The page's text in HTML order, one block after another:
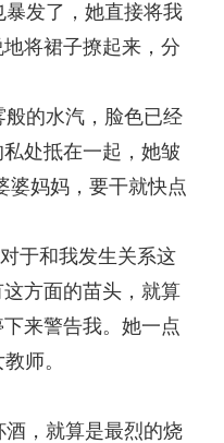
发了，她直接将我
将裙子撩起来，分
的水汽，脸色已经
处抵在一起，她皱
婆妈妈，要干就快点
于和我发生关系这
方面的苗头，就算
来警告我。她一点
师。
，就算是最烈的烧